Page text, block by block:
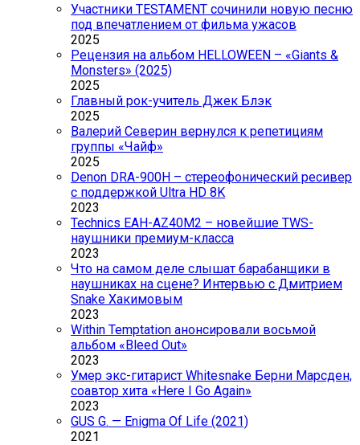
Участники TESTAMENT сочинили новую песню
под впечатлением от фильма ужасов
2025
Рецензия на альбом HELLOWEEN – «Giants &
Monsters» (2025)
2025
Главный рок-учитель Джек Блэк
2025
Валерий Северин вернулся к репетициям
группы «Чайф»
2025
Denon DRA-900H – стереофонический ресивер
с поддержкой Ultra HD 8K
2023
Technics EAH-AZ40M2 – новейшие TWS-
наушники премиум-класса
2023
Что на самом деле слышат барабанщики в
наушниках на сцене? Интервью с Дмитрием
Snake Хакимовым
2023
Within Temptation анонсировали восьмой
альбом «Bleed Out»
2023
Умер экс-гитарист Whitesnake Берни Марсден,
соавтор хита «Here I Go Again»
2023
GUS G. — Enigma Of Life (2021)
2021